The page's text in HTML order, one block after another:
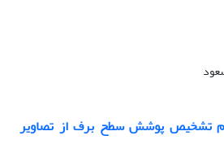
تشخیص پوشش سطح برف از تصاویر